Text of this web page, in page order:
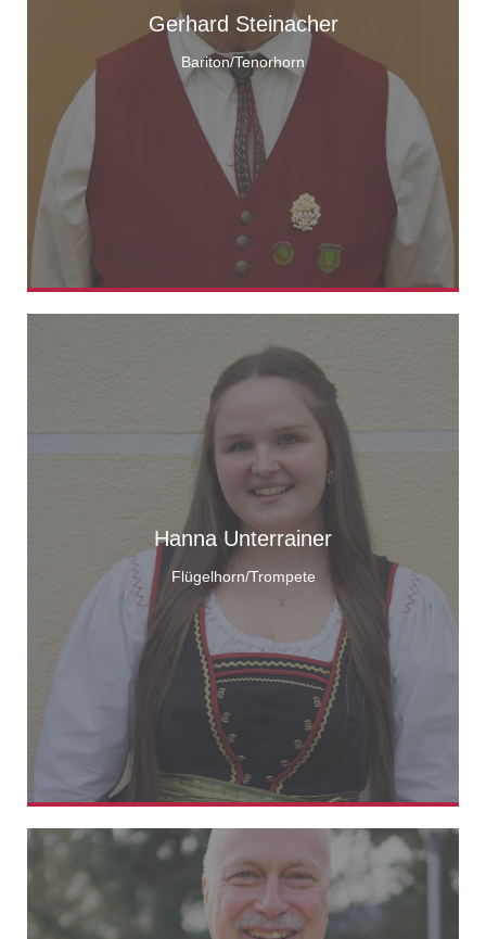
Gerhard Steinacher
Bariton/Tenorhorn
Hanna Unterrainer
Flügelhorn/Trompete